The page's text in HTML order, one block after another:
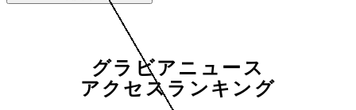
グラビアニュース
アクセスランキング